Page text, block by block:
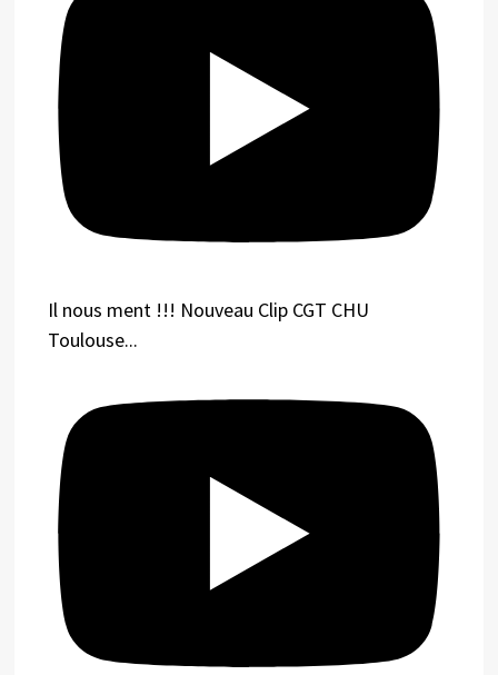
Il nous ment !!! Nouveau Clip CGT CHU
Toulouse...